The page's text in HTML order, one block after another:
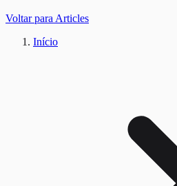
Voltar para Articles
Início